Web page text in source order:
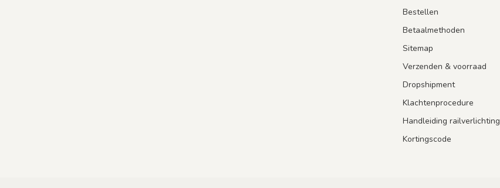
Bestellen
Betaalmethoden
Sitemap
Verzenden & voorraad
Dropshipment
Klachtenprocedure
Handleiding railverlichting
Kortingscode